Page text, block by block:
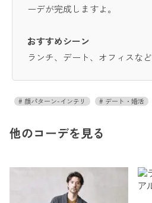
ーデが完成しますよ。
おすすめシーン
ランチ、デート、オフィスなど
顔パターン-インテリ デート・婚活
他のコーデを見る